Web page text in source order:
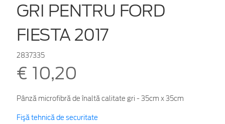
GRI PENTRU FORD
FIESTA 2017
2837335
€ 10,20
Pânză microfibră de înaltă calitate gri - 35cm x 35cm
Fişă tehnică de securitate